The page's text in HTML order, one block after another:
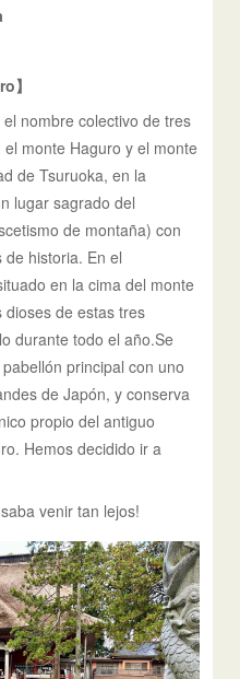
】
nombre colectivo de tres
monte Haguro y el monte
de Tsuruoka, en la
lugar sagrado del
de montaña) con
historia. En el
en la cima del monte
dioses de estas tres
durante todo el año.Se
principal con uno
de Japón, y conserva
propio del antiguo
Hemos decidido ir a
venir tan lejos!